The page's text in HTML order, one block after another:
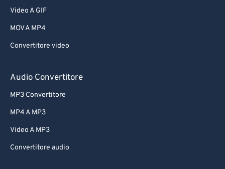
Video A GIF
MOV A MP4
Convertitore video
Audio Convertitore
MP3 Convertitore
MP4 A MP3
Video A MP3
Convertitore audio